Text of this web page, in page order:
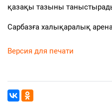
қазақы тазыны
Сарбазға халықаралық
Версия для печати